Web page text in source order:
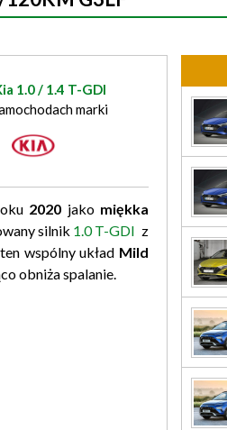
1.0 / 1.4 T-GDI
marki
2020 jako miękka
silnik 1.0 T-GDI z
wspólny układ Mild
obniża spalanie.